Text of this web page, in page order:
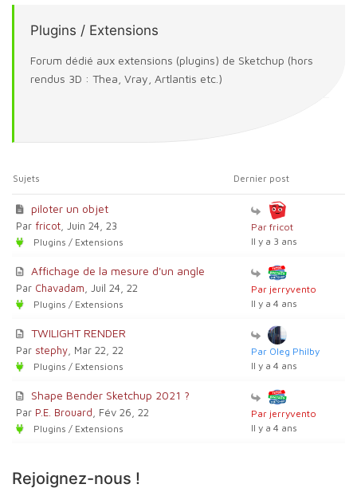
Plugins / Extensions
Forum dédié aux extensions (plugins) de Sketchup (hors
rendus 3D : Thea, Vray, Artlantis etc.)
Sujets Dernier post
piloter un objet
Par fricot , Juin 24, 23
Plugins / Extensions
Par fricot
Il y a 3 ans
Affichage de la mesure d'un angle
Par Chavadam , Juil 24, 22
Plugins / Extensions
Par jerryvento
Il y a 4 ans
TWILIGHT RENDER
Par stephy , Mar 22, 22
Plugins / Extensions
Par Oleg Philby
Il y a 4 ans
Shape Bender Sketchup 2021 ?
Par P.E. Brouard , Fév 26, 22
Plugins / Extensions
Par jerryvento
Il y a 4 ans
Rejoignez-nous !